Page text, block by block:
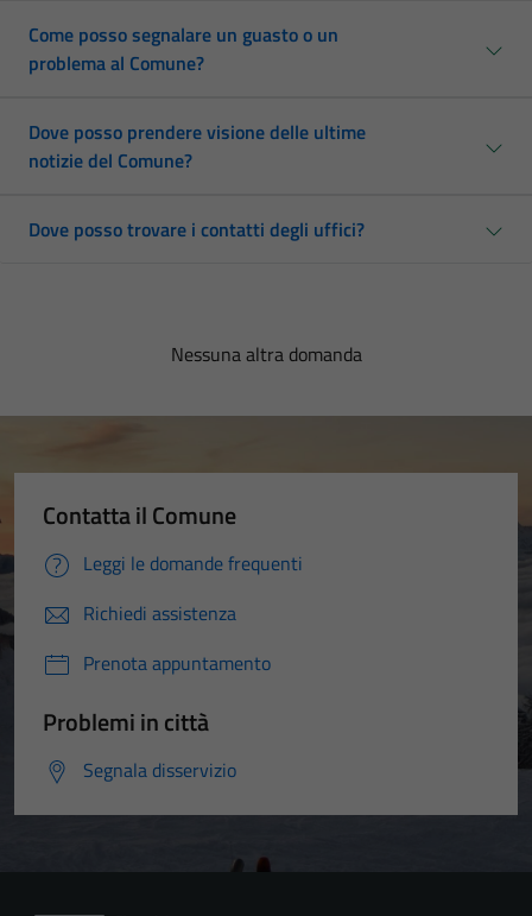
Come posso segnalare un guasto o un
problema al Comune?
Dove posso prendere visione delle ultime
notizie del Comune?
Dove posso trovare i contatti degli uffici?
Nessuna altra domanda
Contatta il Comune
Leggi le domande frequenti
Richiedi assistenza
Prenota appuntamento
Problemi in città
Segnala disservizio